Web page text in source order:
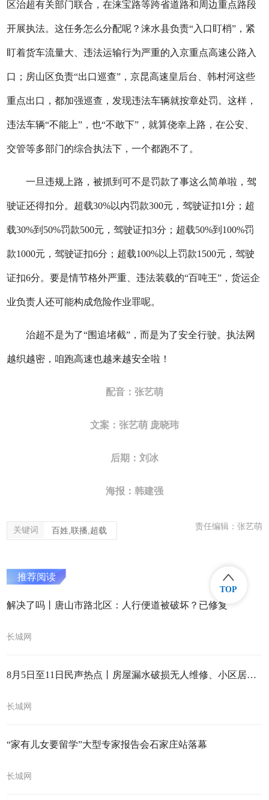
区治超有关部门联合，在涞宝路等跨省道路和周边重点路段
开展执法。这任务怎么分配呢？涞水县负责“入口盯梢”，紧
盯着货车流量大、违法运输行为严重的入京重点高速公路入
口；房山区负责“出口巡查”，京昆高速皇后台、韩村河这些
重点出口，都加强巡查，发现违法车辆就按章处罚。这样，
违法车辆“不能上”，也“不敢下”，就算侥幸上路，在公安、
交管等多部门的综合执法下，一个都跑不了。
一旦违规上路，被抓到可不是罚款了事这么简单啦，驾
驶证还得扣分。超载30%以内罚款300元，驾驶证扣1分；超
载30%到50%罚款500元，驾驶证扣3分；超载50%到100%罚
款1000元，驾驶证扣6分；超载100%以上罚款1500元，驾驶
证扣6分。要是情节格外严重、违法装载的“百吨王”，货运企
业负责人还可能构成危险作业罪呢。
治超不是为了“围追堵截”，而是为了安全行驶。执法网
越织越密，咱跑高速也越来越安全啦！
配音：张艺萌
文案：张艺萌 庞晓玮
后期：刘冰
海报：韩建强
关键词 百姓,联播,超载 责任编辑：张艺萌
推荐阅读
解决了吗丨唐山市路北区：人行便道被破坏？已修复
长城网
8月5日至11日民声热点丨房屋漏水破损无人维修、小区居住环境差
长城网
“家有儿女要留学”大型专家报告会石家庄站落幕
长城网
TOP